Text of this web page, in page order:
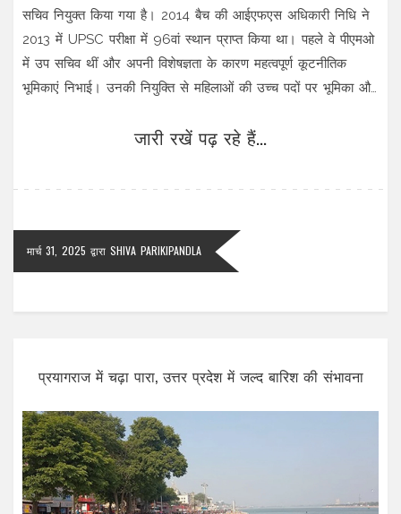
सचिव नियुक्त किया गया है। 2014 बैच की आईएफएस अधिकारी निधि ने
2013 में UPSC परीक्षा में 96वां स्थान प्राप्त किया था। पहले वे पीएमओ
में उप सचिव थीं और अपनी विशेषज्ञता के कारण महत्वपूर्ण कूटनीतिक
भूमिकाएं निभाई। उनकी नियुक्ति से महिलाओं की उच्च पदों पर भूमिका और
जारी रखें पढ़ रहे हैं...
मार्च 31, 2025 द्वारा SHIVA PARIKIPANDLA
प्रयागराज में चढ़ा पारा, उत्तर प्रदेश में जल्द बारिश की संभावना